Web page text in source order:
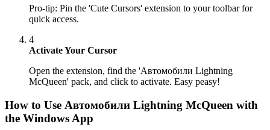
Pro-tip: Pin the 'Cute Cursors' extension to your toolbar for
quick access.
4
Activate Your Cursor
Open the extension, find the 'Автомобили Lightning
McQueen' pack, and click to activate. Easy peasy!
How to Use Автомобили Lightning McQueen with
the Windows App